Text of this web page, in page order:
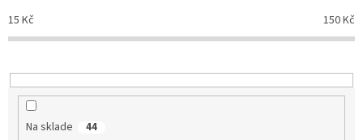
u
k
o
15 Kč 150Kč
Na sklade 44